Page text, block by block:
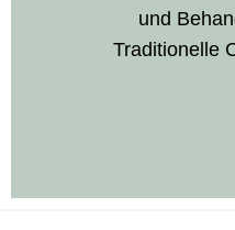
und
Traditionelle